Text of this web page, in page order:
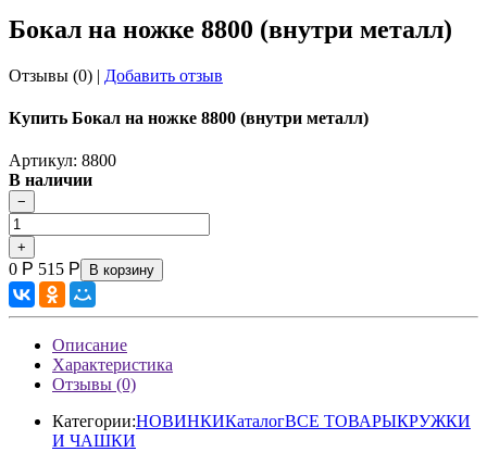
Бокал на ножке 8800 (внутри металл)
Отзывы (0) | Добавить отзыв
Купить Бокал на ножке 8800 (внутри металл)
Артикул: 8800
В наличии
0 Р 515 Р В корзину
Описание
Характеристика
Отзывы (0)
Категории:HОВИНКИКаталогВСЕ ТОВАРЫКРУЖКИ
И ЧАШКИ